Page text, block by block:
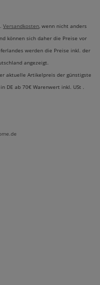
Versandkosten, wenn nicht anders
können sich daher die Preise vor
werden die Preise inkl. der
angezeigt.
aktuelle Artikelpreis der günstigste
DE ab 70€ Warenwert inkl. USt .